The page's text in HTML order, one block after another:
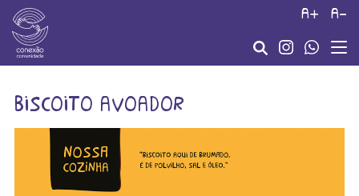
a+ a-
biscoito avoador